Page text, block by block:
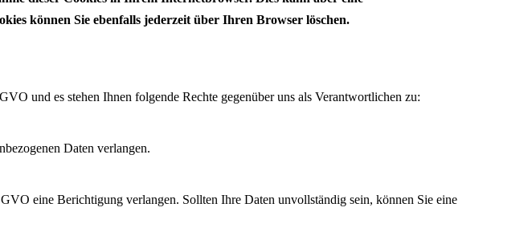
können Sie ebenfalls jederzeit über Ihren Browser löschen.
und es stehen Ihnen folgende Rechte gegenüber uns als Verantwortlichen zu:
Daten verlangen.
eine Berichtigung verlangen. Sollten Ihre Daten unvollständig sein, können Sie eine